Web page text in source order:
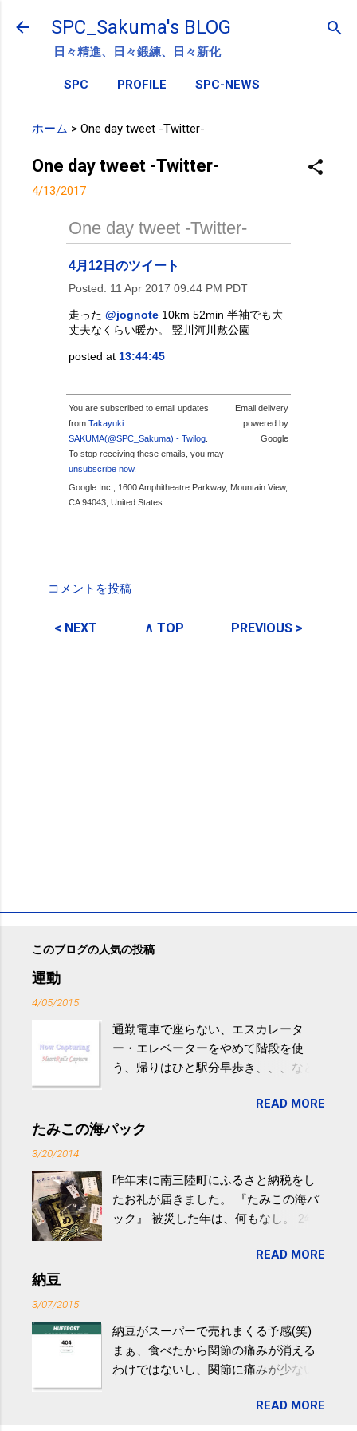
スキップしてメイン コンテンツに移動
SPC_Sakuma's BLOG
日々精進、日々鍛練、日々新化
SPC PROFILE SPC-NEWS
ホーム > One day tweet -Twitter-
One day tweet -Twitter-
4/13/2017
One day tweet -Twitter-
4月12日のツイート
Posted: 11 Apr 2017 09:44 PM PDT
走った @jognote 10km 52min 半袖でも大
丈夫なくらい暖か。 竪川河川敷公園
posted at 13:44:45
You are subscribed to email updates
from Takayuki
SAKUMA(@SPC_Sakuma) - Twilog
To stop receiving these emails, you may
unsubscribe now.
Email delivery
powered by
Google
Google Inc., 1600 Amphitheatre Parkway, Mountain View,
CA 94043, United States
メ
コメントを投稿
< NEXT ∧ TOP PREVIOUS >
このブログの人気の投稿
運動
4/05/2015
通勤電車で座らない、エスカレータ
ー・エレベーターをやめて階段を使
う、帰りはひと駅分早歩き、、、など
やすい。 スポーツウェア・シューズで
するものだけが運動ではない。 食べ
けると改善する、との結果を筑波大の
研究チームが発表した。改善が期待で
きるのは、過度の飲酒が原因ではない
減らなくても効果があるという。 正田
波大「減量しなくても効果」 - ニュー
ス - アピタル（医療・健康）
READ MORE
たみこの海パック
3/20/2014
昨年末に南三陸町にふるさと納税をし
たお礼が届きました。 『たみこの海パ
ック』 被災した年は、何もなし。 2年
が『たみこの海パック』。 ボランティ
全く考えていなかったので、貰えると
少しづつ復興してる感が伝わってきて
嬉しいです。 あと、ふるさと納税が節
ですが、節税になるほど稼げていない
READ MORE
納豆
3/07/2015
納豆がスーパーで売れまくる予感(笑)
まぁ、食べたから関節の痛みが消える
わけではないし、関節に痛みが少ない
ど。。 「関節の老化」は、「コンドロ
READ MORE